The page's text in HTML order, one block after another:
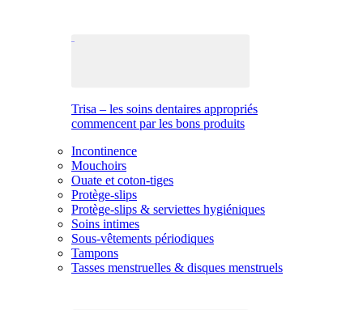
Trisa – les soins dentaires appropriés
commencent par les bons produits
Incontinence
Mouchoirs
Ouate et coton-tiges
Protège-slips
Protège-slips & serviettes hygiéniques
Soins intimes
Sous-vêtements périodiques
Tampons
Tasses menstruelles & disques menstruels